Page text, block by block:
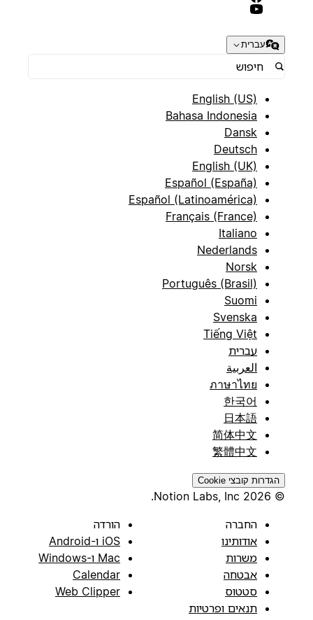
עברית
English (US)
Bahasa Indonesia
Dansk
Deutsch
English (UK)
Español (España)
Español (Latinoamérica)
Français (France)
Italiano
Nederlands
Norsk
Português (Brasil)
Suomi
Svenska
Tiếng Việt
עברית
العربية
ภาษาไทย
한국어
日本語
简体中文
繁體中文
הגדרות קובצי Cookie
© 2026 Notion Labs, Inc.
החברה
אודותינו
משרות
אבטחה
סטטוס
תנאים ופרטיות
הורדה
iOS ו-Android
Mac ו-Windows
Calendar
Web Clipper